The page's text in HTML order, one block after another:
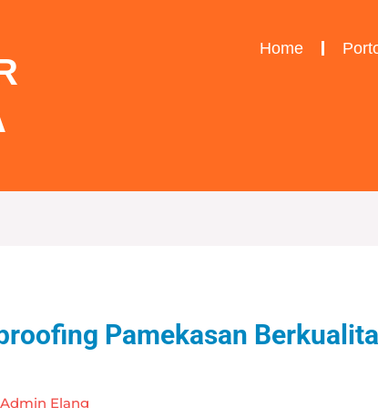
Home
Pamekasan
Admin Elang